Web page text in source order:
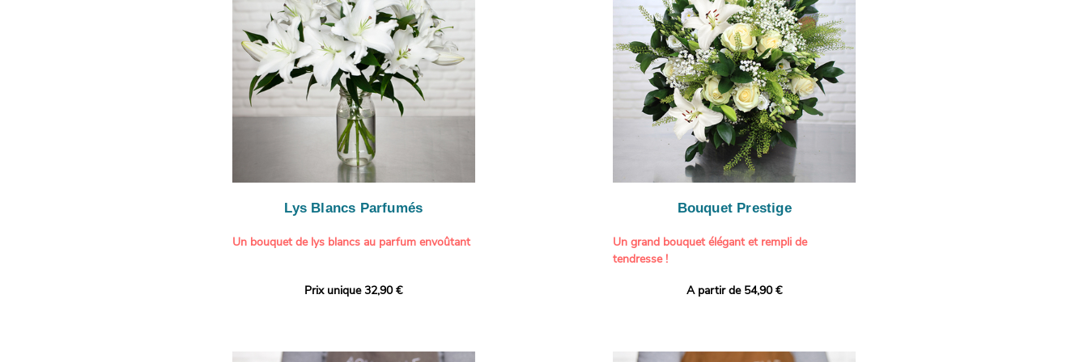
- Gâter un proche pour son anniversaire
- Célébrer une occasion spéciale
- Faire plaisir à un amateur d'art et de peinture
- Exprimer une atmosphère méditerranéenne et
colorée dans votre intérieur.
Tableau : Paul Signac,Vue de Saint-Tropez,
coucher de soleil au bois de pins, 1888
Crédits photo :classicpaintings / Alamy Stock
particulière à un proche.
Il contient :
- Des hortensias colorés (les couleurs peuvent
varier selon l’arrivage)
- Des fleurs à grosse tête, au charme intemporel
À offrir pour :
- Célébrer un anniversaire
- Remercier avec panache
- Apporter une touche florale à une maison de
Lys Blancs Parfumés
Un bouquet de lys blancs au parfum envoûtant
élégante composition de lys blancs signée
Prix unique 32,90 €
Bouquet Prestige
Un grand bouquet élégant et rempli de
tendresse !
Offrez un instant de douceur avec ce bouquet
A partir de 54,90 €